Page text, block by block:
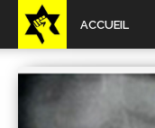
ACCUEIL